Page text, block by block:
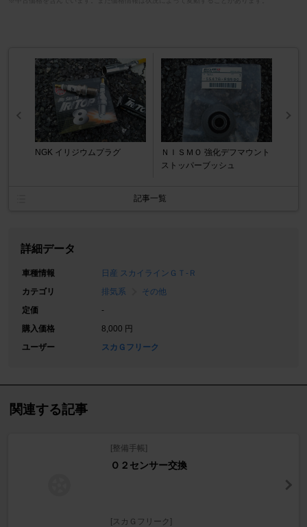
NGK イリジウムプラグ
ＮＩＳＭＯ 強化デフマウント
ストッパーブッシュ
記事一覧
詳細データ
車種情報
日産 スカイラインＧＴ‐Ｒ
カテゴリ
排気系
その他
定価
-
購入価格
8,000 円
ユーザー
スカＧフリーク
関連する記事
[整備手帳]
Ｏ２センサー交換
[スカＧフリーク]